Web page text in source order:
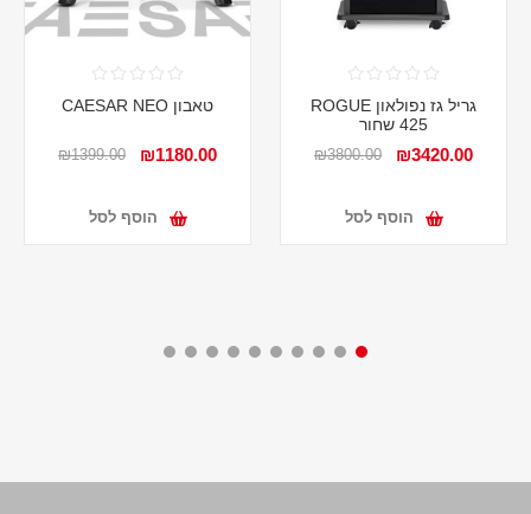
גריל גז נפולאון ROGUE
425 שחור
₪3420.00
₪3800.00
הוסף לסל
טאבון CAESAR NEO
₪1180.00
₪1399.00
הוסף לסל